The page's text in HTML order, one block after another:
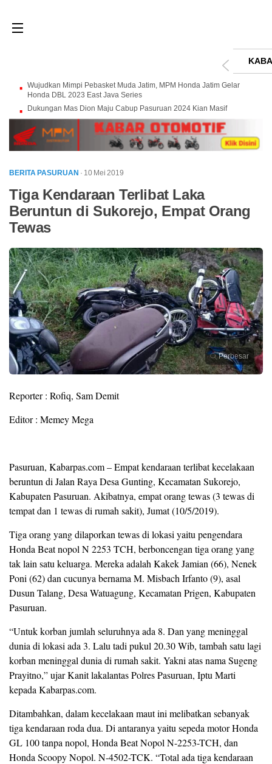
Wujudkan Mimpi Pebasket Muda Jatim, MPM Honda Jatim Gelar
Honda DBL 2023 East Java Series
Dukungan Mas Dion Maju Cabup Pasuruan 2024 Kian Masif
BERITA PASURUAN · 10 Mei 2019
Tiga Kendaraan Terlibat Laka
Beruntun di Sukorejo, Empat Orang
Tewas
Perbesar
Reporter : Rofiq, Sam Demit
Editor : Memey Mega
Pasuruan, Kabarpas.com – Empat kendaraan terlibat kecelakaan
beruntun di Jalan Raya Desa Gunting, Kecamatan Sukorejo,
Kabupaten Pasuruan. Akibatnya, empat orang tewas (3 tewas di
tempat dan 1 tewas di rumah sakit), Jumat (10/5/2019).
Tiga orang yang dilaporkan tewas di lokasi yaitu pengendara
Honda Beat nopol N 2253 TCH, berboncengan tiga orang yang
tak lain satu keluarga. Mereka adalah Kakek Jamian (66), Nenek
Poni (62) dan cucunya bernama M. Misbach Irfanto (9), asal
Dusun Talang, Desa Watuagung, Kecamatan Prigen, Kabupaten
Pasuruan.
“Untuk korban jumlah seluruhnya ada 8. Dan yang meninggal
dunia di lokasi ada 3. Lalu tadi pukul 20.30 Wib, tambah satu lagi
korban meninggal dunia di rumah sakit. Yakni atas nama Sugeng
Prayitno,” ujar Kanit lakalantas Polres Pasuruan, Iptu Marti
kepada Kabarpas.com.
Ditambahkan, dalam kecelakaan maut ini melibatkan sebanyak
tiga kendaraan roda dua. Di antaranya yaitu sepeda motor Honda
GL 100 tanpa nopol, Honda Beat Nopol N-2253-TCH, dan
Honda Scoopy Nopol. N-4502-TCK. “Total ada tiga kendaraan